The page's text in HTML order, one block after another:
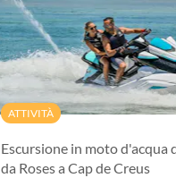
ATTIVITÀ
Escursione in moto d'acqua
da Roses a Cap de Creus